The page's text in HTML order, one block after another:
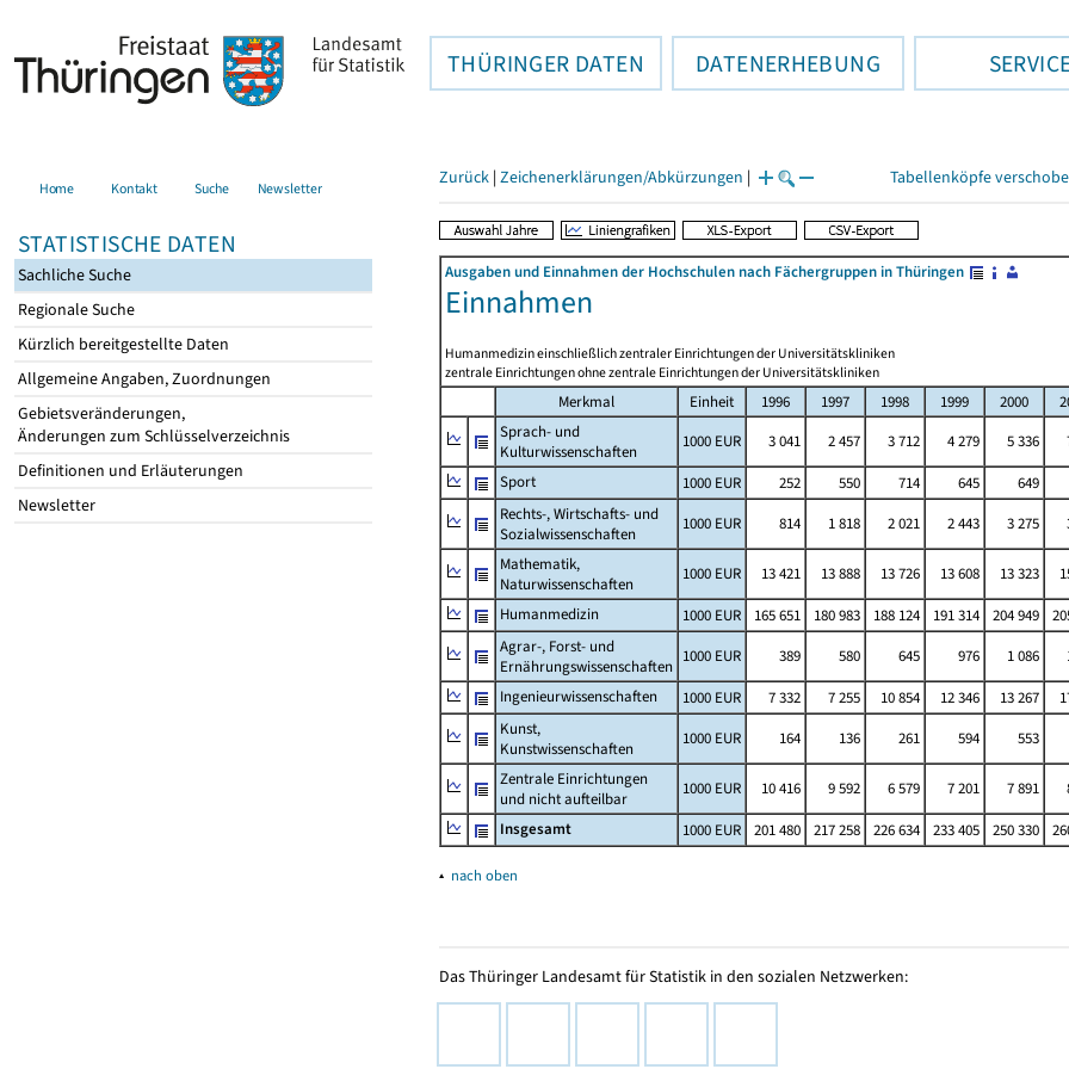
THÜRINGER DATEN DATENERHEBUNG
Home Kontakt Suche Newsletter
STATISTISCHE DATEN
Sachliche Suche
Regionale Suche
Kürzlich bereitgestellte Daten
Allgemeine Angaben, Zuordnungen
Gebietsveränderungen,
Änderungen zum Schlüsselverzeichnis
Definitionen und Erläuterungen
Newsletter
Zurück | Zeichenerklärungen/Abkürzungen | Tabellenköpfe
Ausgaben und Einnahmen der Hochschulen nach Fächergruppen in Thüringen
Einnahmen
Humanmedizin einschließlich zentraler Einrichtungen der Universitätskliniken
zentrale Einrichtungen ohne zentrale Einrichtungen der Universitätskliniken
Merkmal Einheit 1996 1997 1998 1999 2000
Sprach- und
Kulturwissenschaften
1000 EUR 3 041 2 457 3 712 4 279 5 336
Sport
1000 EUR 252 550 714 645 649
Rechts-, Wirtschafts- und
Sozialwissenschaften
1000 EUR 814 1 818 2 021 2 443 3 275
Mathematik,
Naturwissenschaften
1000 EUR 13 421 13 888 13 726 13 608 13 323
Humanmedizin
1000 EUR 165 651 180 983 188 124 191 314 204 949
Agrar-, Forst- und
Ernährungswissenschaften
1000 EUR 389 580 645 976 1 086
Ingenieurwissenschaften
1000 EUR 7 332 7 255 10 854 12 346 13 267
Kunst,
Kunstwissenschaften
1000 EUR 164 136 261 594 553
Zentrale Einrichtungen
und nicht aufteilbar
1000 EUR 10 416 9 592 6 579 7 201 7 891
Insgesamt
1000 EUR 201 480 217 258 226 634 233 405 250 330
▴ nach oben
Das Thüringer Landesamt für Statistik in den sozialen Netzwerken: